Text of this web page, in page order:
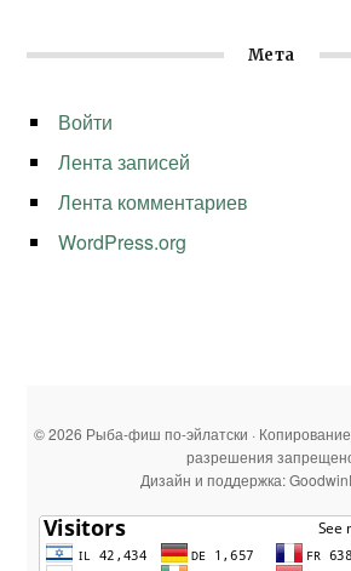
Мета
Войти
Лента записей
Лента комментариев
WordPress.org
© 2026 Рыба-фиш по-эйлатски ·
разрешения
Дизайн и поддержка: